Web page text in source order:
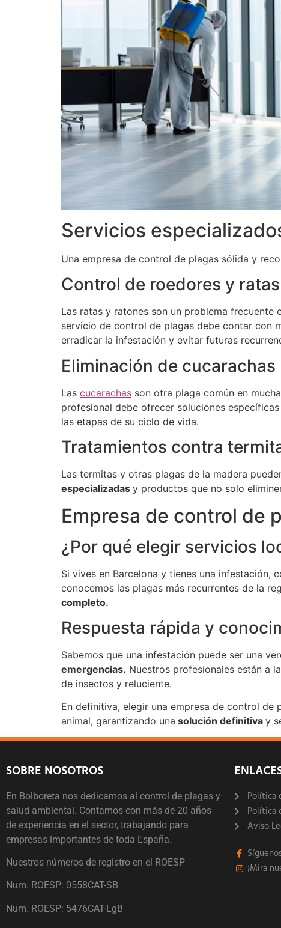
Servicios
Una empresa de control de plagas sólida y
Control de roedores y ratas
Las ratas y ratones son un problema frecuente
servicio de control de plagas debe contar con
erradicar la infestación y evitar futuras
Eliminación de cucarachas
Las cucarachas son otra plaga común en
profesional debe ofrecer soluciones
las etapas de su ciclo de vida.
Tratamientos contra
Las termitas y otras plagas de la madera
especializadas y productos que no solo
Empresa de control de
¿Por qué elegir servicios
Si vives en Barcelona y tienes una infestación,
conocemos las plagas más recurrentes de la
completo.
Respuesta rápida y
Sabemos que una infestación puede ser una
emergencias. Nuestros profesionales están a
de insectos y reluciente.
En definitiva, elegir una empresa de control
animal, garantizando una solución definitiva y
SOBRE NOSOTROS
En Bolboreta nos dedicamos al control de plagas y
salud ambiental. Contamos con más de 20 años
de experiencia en el sector, trabajando para
empresas importantes de toda España.
Nuestros números de registro en el ROESP
Num. ROESP: 0558CAT-SB
Num. ROESP: 5476CAT-LgB
Política
Política
Aviso
¡Mira